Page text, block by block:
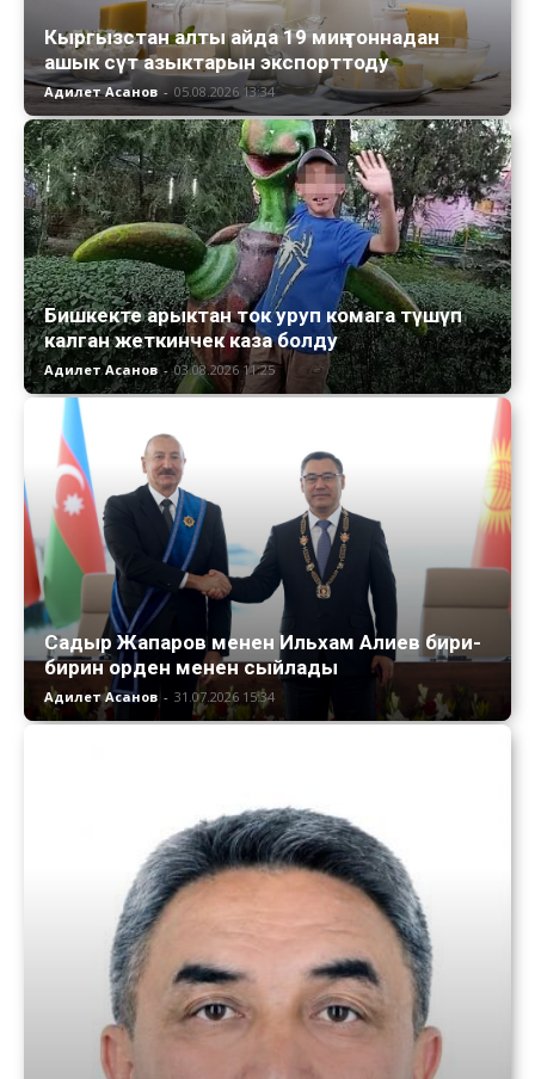
Кыргызстан алты айда 19 миң тоннадан
ашык сүт азыктарын экспорттоду
Адилет Асанов - 05.08.2026 13:34
Бишкекте арыктан ток уруп комага түшүп
калган жеткинчек каза болду
Адилет Асанов - 03.08.2026 11:25
Садыр Жапаров менен Ильхам Алиев бири-
бирин орден менен сыйлады
Адилет Асанов - 31.07.2026 15:34